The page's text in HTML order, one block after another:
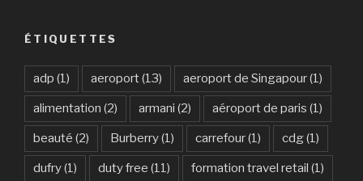
ÉTIQUETTES
adp (1) aeroport(13) aeroport de Singapour(1)
alimentation (2) armani (2) aéroport de paris (1)
beauté (2) Burberry(1) carrefour(1) cdg(1)
dufry(1) duty free (11) formation travel retail (1)